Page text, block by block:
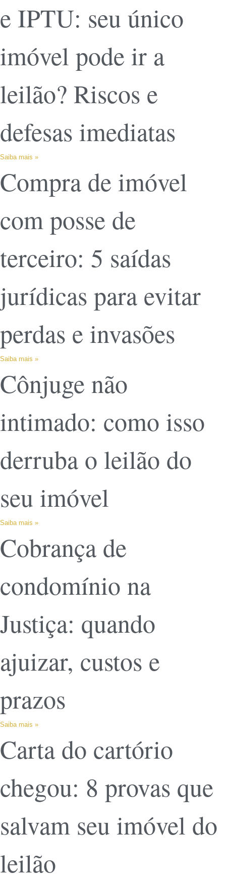
e IPTU: seu único
imóvel pode ir a
leilão? Riscos e
defesas imediatas
Saiba mais »
Compra de imóvel
com posse de
terceiro: 5 saídas
jurídicas para evitar
perdas e invasões
Saiba mais »
Cônjuge não
intimado: como isso
derruba o leilão do
seu imóvel
Saiba mais »
Cobrança de
condomínio na
Justiça: quando
ajuizar, custos e
prazos
Saiba mais »
Carta do cartório
chegou: 8 provas que
salvam seu imóvel do
leilão